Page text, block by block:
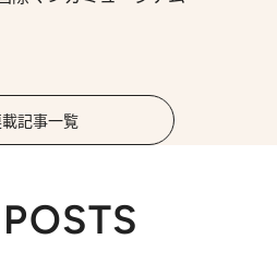
記事一覧